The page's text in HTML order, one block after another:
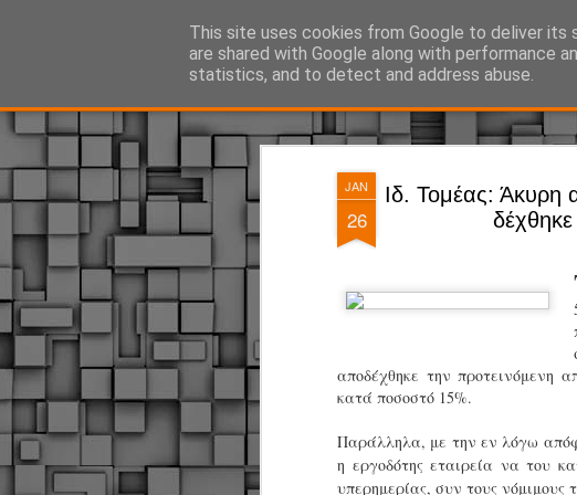
JAN
26
Ιδ. Τομέας: Άκυρη
αποδέχθηκε την προτεινόμενη
κατά ποσοστό 15%.
Παράλληλα, με την εν λόγω
η εργοδότης εταιρεία να του
υπερημερίας, συν τους νόμιμους
This site uses cookies from Google to deliver its
are shared with Google along with performance
statistics, and to detect and address abuse.
ΔΗΜΟΤΙΚΗ ΑΣΤΥΝΟΜΙΑ, τα νέα! Ό, τι